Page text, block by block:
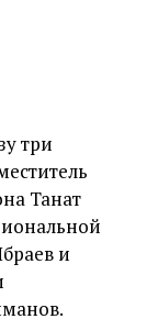
три
Танат
и